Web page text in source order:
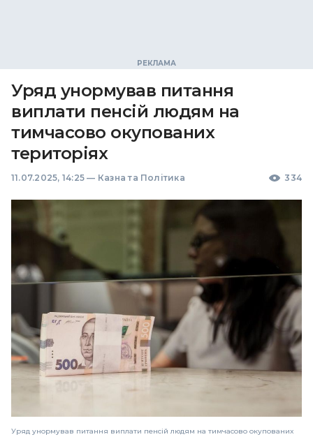
Уряд унормував питання
виплати пенсій людям на
тимчасово окупованих
територіях
11.07.2025, 14:25 — Казна та Політика 334
Уряд унормував питання виплати пенсій людям на тимчасово окупованих